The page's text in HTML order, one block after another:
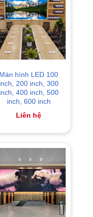
Màn hình LED 100
inch, 200 inch, 300
inch, 400 inch, 500
inch, 600 inch
Liên hệ